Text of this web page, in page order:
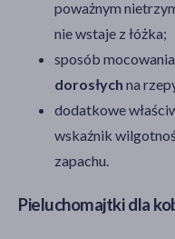
poważnym
nie wstaje z łóżka;
sposób
dorosłych na
dodatkowe
wskaźnik
zapachu.
Pieluchomajtki dla